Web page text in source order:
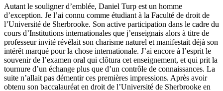
Autant le souligner d’emblée, Daniel Turp est un homme
d’exception. Je l’ai connu comme étudiant à la Faculté de droit de
l’Université de Sherbrooke. Son active participation dans le cadre du
cours d’Institutions internationales que j’enseignais alors à titre de
professeur invité révélait son charisme naturel et manifestait déjà son
intérêt marqué pour la chose internationale. J’ai encore à l’esprit le
souvenir de l’examen oral qui clôtura cet enseignement, et qui prit la
tournure d’un échange plus que d’un contrôle de connaissances. La
suite n’allait pas démentir ces premières impressions. Après avoir
obtenu son baccalauréat en droit de l’Université de Sherbrooke en